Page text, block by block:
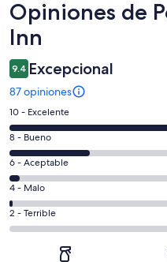
Opiniones
Opiniones de
Inn
9.4 Excepcional
87 opiniones
Puntuación
de
10,
es
decir,
Excelente.
Basada
en
10 - Excelente
Puntuación
de
8,
es
decir,
Bueno.
Basada
8 - Bueno
Puntuación
de
6,
es
decir,
Aceptable.
6 - Aceptable
Puntuación
de
4,
4 - Malo
Puntuación
de
2 - Terrible